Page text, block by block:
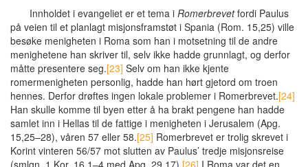
Innholdet i evangeliet er et tema i Romerbrevetfordi Paulus
på veien til et planlagt misjonsframstøt i Spania (Rom. 15,25) ville
besøke menigheten i Roma som han i motsetning til de andre
menighetene han skriver til, selv ikke hadde grunnlagt, og derfor
måtte presentere seg.[23] Selv om han ikke kjente
romermenigheten personlig, hadde han hørt gjetord om troen
hennes. Derfor drøftes ingen lokale problemer i Romerbrevet.[24]
Han skulle komme til byen etter å ha brakt pengene han hadde
samlet inn i Hellas til de fattige i menigheten i Jerusalem (Apg.
15,25–28), våren 57 eller 58.[25] Romerbrevet er trolig skrevet i
Korint vinteren 56/57 mot slutten av Paulus’ tredje misjonsreise
(smlgn. 1 Kor. 16,1–4 med Apg. 29,17).[26] I Roma var det en